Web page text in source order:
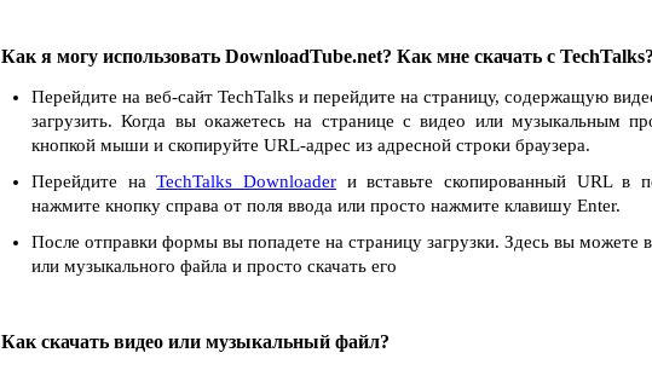
Как я могу использовать DownloadTube.net? Как мне скачать с TechTalks?
Перейдите на веб-сайт TechTalks и перейдите на страницу, содержащую
загрузить. Когда вы окажетесь на странице с видео или музыкальным
кнопкой мыши и скопируйте URL-адрес из адресной строки браузера.
Перейдите наTechTalks Downloader и вставьте скопированный URL в
нажмите кнопку справа от поля ввода или просто нажмите клавишу Enter.
После отправки формы вы попадете на страницу загрузки. Здесь вы можете
или музыкального файла и просто скачать его
Как скачать видео или музыкальный файл?